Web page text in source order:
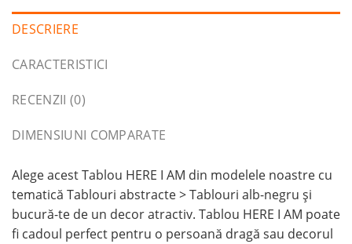
DESCRIERE
CARACTERISTICI
RECENZII (0)
DIMENSIUNI COMPARATE
Alege acest Tablou HERE I AM din modelele noastre cu
tematică Tablouri abstracte > Tablouri alb-negru și
bucură-te de un decor atractiv. Tablou HERE I AM poate
fi cadoul perfect pentru o persoană dragă sau decorul